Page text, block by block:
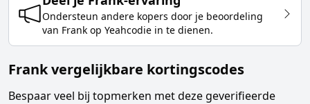
Ondersteun andere kopers door je beoordeling
van Frank op Yeahcodie in te dienen.
Frank vergelijkbare kortingscodes
Bespaar veel bij topmerken met deze geverifieerde